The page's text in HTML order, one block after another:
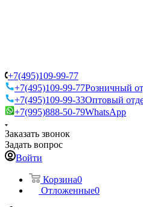
+7(495)109-99-77
+7(495)109-99-77Розничный
+7(495)109-99-33Оптовый
+7(995)888-50-79WhatsApp
Заказать звонок
Задать вопрос
Войти
Корзина0
Отложенные0